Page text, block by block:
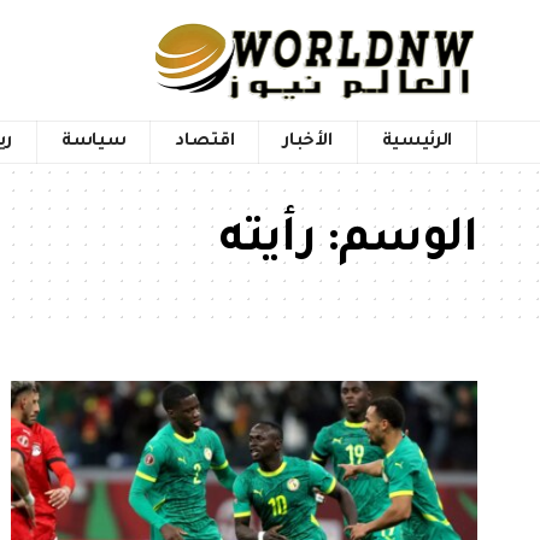
الرئيسية الأخبار اقتصاد سياسة
الوسم:رأيته